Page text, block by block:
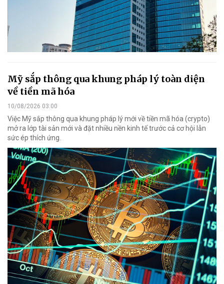
Mỹ sắp thông qua khung pháp lý toàn diện
về tiền mã hóa
10/08/2026 03:00
Việc Mỹ sắp thông qua khung pháp lý mới về tiền mã hóa (crypto)
mở ra lớp tài sản mới và đặt nhiều nền kinh tế trước cả cơ hội lẫn
sức ép thích ứng.